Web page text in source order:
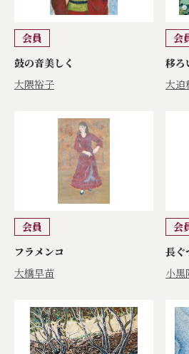
会員
鼓の音美しく
大隈裕子
会
移ろ
大迫
会員
フラメンコ
大橋早苗
会
長ぐ
小黒